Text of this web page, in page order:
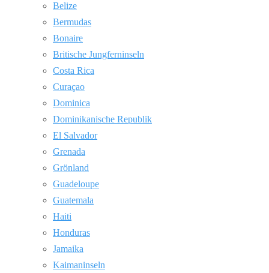
Belize
Bermudas
Bonaire
Britische Jungferninseln
Costa Rica
Curaçao
Dominica
Dominikanische Republik
El Salvador
Grenada
Grönland
Guadeloupe
Guatemala
Haiti
Honduras
Jamaika
Kaimaninseln